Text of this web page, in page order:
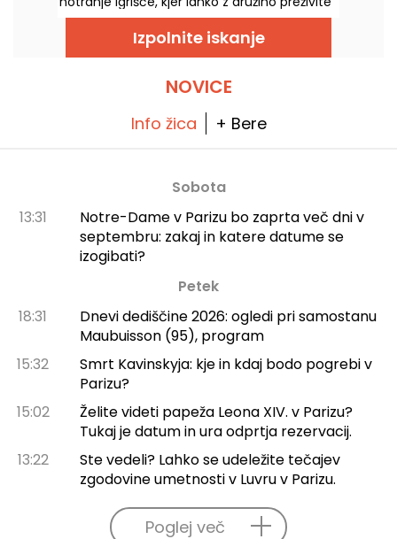
celo popoldne, se igrate in zabavate za vse
Izpolnite iskanje
NOVICE
Info žica + Bere
Sobota
13:31
Notre-Dame v Parizu bo zaprta več dni v
septembru: zakaj in katere datume se
izogibati?
Petek
18:31
Dnevi dediščine 2026: ogledi pri samostanu
Maubuisson (95), program
15:32
Smrt Kavinskyja: kje in kdaj bodo pogrebi v
Parizu?
15:02
Želite videti papeža Leona XIV. v Parizu?
Tukaj je datum in ura odprtja rezervacij.
13:22
Ste vedeli? Lahko se udeležite tečajev
zgodovine umetnosti v Luvru v Parizu.
Poglej več